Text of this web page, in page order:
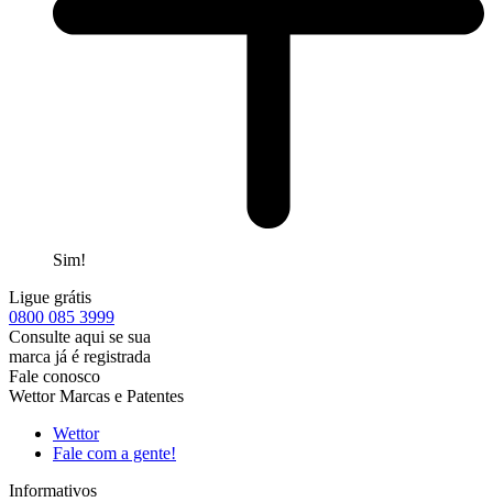
Sim!
Ligue grátis
0800 085 3999
Consulte aqui se sua
marca já é registrada
Fale conosco
Wettor Marcas e Patentes
Wettor
Fale com a gente!
Informativos